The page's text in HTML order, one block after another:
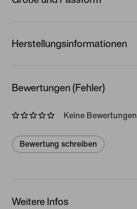
Herstellungsinformationen
Bewertungen (Fehler)
Keine Bewertungen
Bewertung schreiben
Weitere Infos